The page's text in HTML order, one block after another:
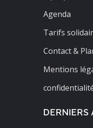
Agenda
Tarifs
Contact &
Mentions
DERNIERS